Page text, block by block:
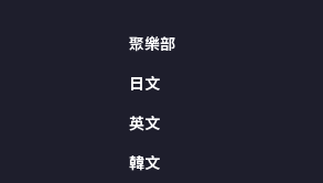
聚樂部
日文
英文
韓文